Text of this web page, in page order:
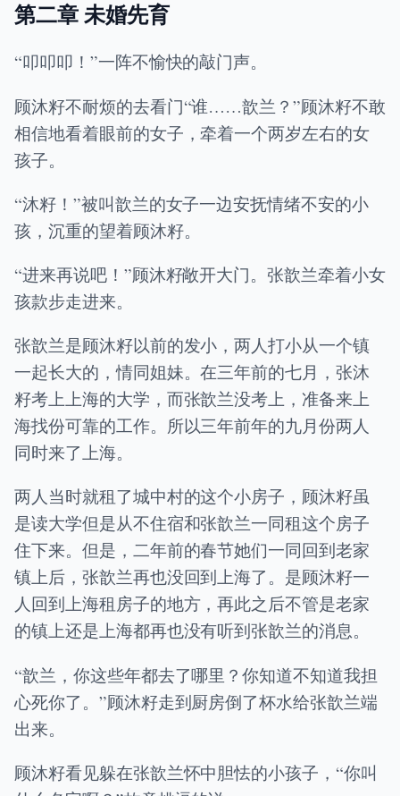
第二章 未婚先育
“叩叩叩！”一阵不愉快的敲门声。
顾沐籽不耐烦的去看门“谁……歆兰？”顾沐籽不敢
相信地看着眼前的女子，牵着一个两岁左右的女
孩子。
“沐籽！”被叫歆兰的女子一边安抚情绪不安的小
孩，沉重的望着顾沐籽。
“进来再说吧！”顾沐籽敞开大门。张歆兰牵着小女
孩款步走进来。
张歆兰是顾沐籽以前的发小，两人打小从一个镇
一起长大的，情同姐妹。在三年前的七月，张沐
籽考上上海的大学，而张歆兰没考上，准备来上
海找份可靠的工作。所以三年前年的九月份两人
同时来了上海。
两人当时就租了城中村的这个小房子，顾沐籽虽
是读大学但是从不住宿和张歆兰一同租这个房子
住下来。但是，二年前的春节她们一同回到老家
镇上后，张歆兰再也没回到上海了。是顾沐籽一
人回到上海租房子的地方，再此之后不管是老家
的镇上还是上海都再也没有听到张歆兰的消息。
“歆兰，你这些年都去了哪里？你知道不知道我担
心死你了。”顾沐籽走到厨房倒了杯水给张歆兰端
出来。
顾沐籽看见躲在张歆兰怀中胆怯的小孩子，“你叫